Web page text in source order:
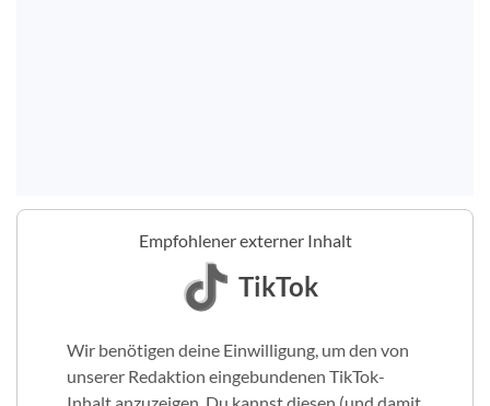
Empfohlener externer Inhalt
TikTok
Wir benötigen deine Einwilligung, um den von
unserer Redaktion eingebundenen TikTok-